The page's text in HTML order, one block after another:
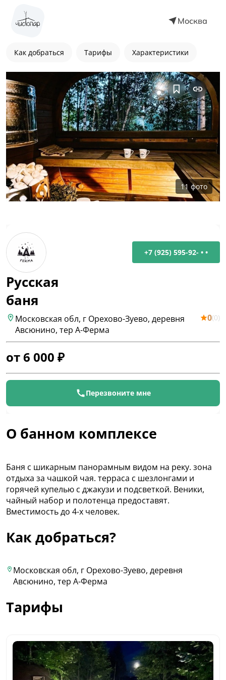
Москва
Как добраться Тарифы Характеристики
11 фото
+7 (925) 595-92- • •
Русская
баня
Московская обл, г Орехово-Зуево, деревня
Авсюнино, тер А-Ферма
0(0)
от6 000 ₽
Перезвоните мне
О банном комплексе
Баня с шикарным панорамным видом на реку. зона
отдыха за чашкой чая. терраса с шезлонгами и
горячей купелью с джакузи и подсветкой. Веники,
чайный набор и полотенца предоставят.
Вместимость до 4-х человек.
Как добраться?
Московская обл, г Орехово-Зуево, деревня
Авсюнино, тер А-Ферма
Тарифы